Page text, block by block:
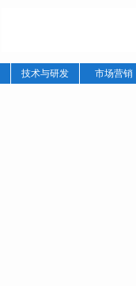
技术与研发 市场营销